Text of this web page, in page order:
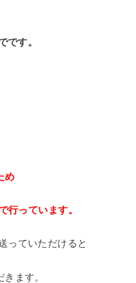
です。
め
行っています。
っていただけると
ます。